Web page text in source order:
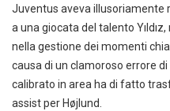
Juventus aveva illusoriamente
a una giocata del talento
nella gestione dei momenti
causa di un clamoroso errore
calibrato in area ha di fatto
assist per Højlund.